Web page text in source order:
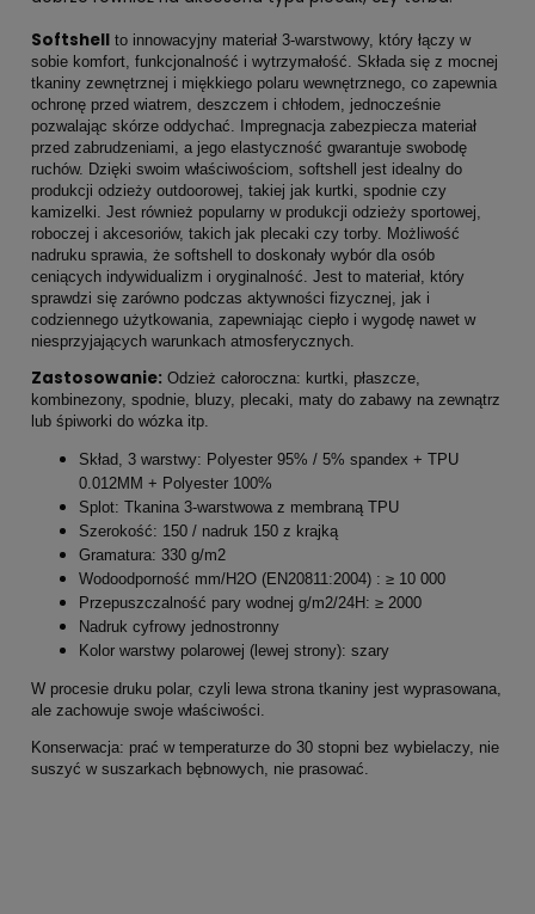
Softshell to innowacyjny materiał 3-warstwowy, który łączy w
sobie komfort, funkcjonalność i wytrzymałość. Składa się z mocnej
tkaniny zewnętrznej i miękkiego polaru wewnętrznego, co zapewnia
ochronę przed wiatrem, deszczem i chłodem, jednocześnie
pozwalając skórze oddychać. Impregnacja zabezpiecza materiał
przed zabrudzeniami, a jego elastyczność gwarantuje swobodę
ruchów. Dzięki swoim właściwościom, softshell jest idealny do
produkcji odzieży outdoorowej, takiej jak kurtki, spodnie czy
kamizelki. Jest również popularny w produkcji odzieży sportowej,
roboczej i akcesoriów, takich jak plecaki czy torby. Możliwość
nadruku sprawia, że softshell to doskonały wybór dla osób
ceniących indywidualizm i oryginalność. Jest to materiał, który
sprawdzi się zarówno podczas aktywności fizycznej, jak i
codziennego użytkowania, zapewniając ciepło i wygodę nawet w
niesprzyjających warunkach atmosferycznych.
Zastosowanie: Odzież całoroczna: kurtki, płaszcze,
kombinezony, spodnie, bluzy, plecaki, maty do zabawy na zewnątrz
lub śpiworki do wózka itp.
Skład, 3 warstwy: Polyester 95% / 5% spandex + TPU
0.012MM + Polyester 100%
Splot: Tkanina 3-warstwowa z membraną TPU
Szerokość: 150 / nadruk 150 z krajką
Gramatura: 330 g/m2
Wodoodporność mm/H2O (EN20811:2004) : ≥ 10 000
Przepuszczalność pary wodnej g/m2/24H: ≥ 2000
Nadruk cyfrowy jednostronny
Kolor warstwy polarowej (lewej strony): szary
W procesie druku polar, czyli lewa strona tkaniny jest wyprasowana,
ale zachowuje swoje właściwości.
Konserwacja: prać w temperaturze do 30 stopni bez wybielaczy, nie
suszyć w suszarkach bębnowych, nie prasować.